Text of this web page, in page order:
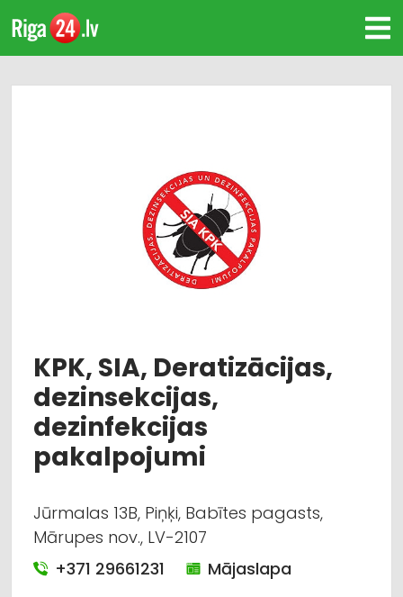
KPK, SIA, Deratizācijas,
dezinsekcijas,
dezinfekcijas
pakalpojumi
Jūrmalas 13B, Piņķi, Babītes pagasts,
Mārupes nov., LV-2107
+371 29661231
Mājaslapa